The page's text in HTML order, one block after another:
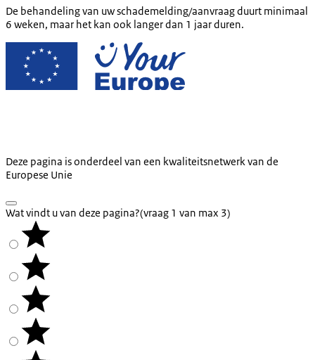
De behandeling van uw schademelding/aanvraag duurt minimaal
6 weken, maar het kan ook langer dan 1 jaar duren.
Deze pagina is onderdeel van een kwaliteitsnetwerk van de
Europese Unie
Wat vindt u van deze pagina?(vraag 1 van max 3)